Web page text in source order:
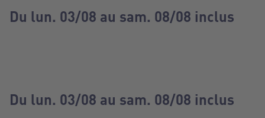
Du lun. 03/08 au sam. 08/08 inclus
Du lun. 03/08 au sam. 08/08 inclus